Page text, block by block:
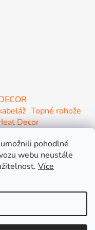
pohodlné
webu neustále
Více
Topné rohože
Decor
Infrapanely
Infra ohřevem